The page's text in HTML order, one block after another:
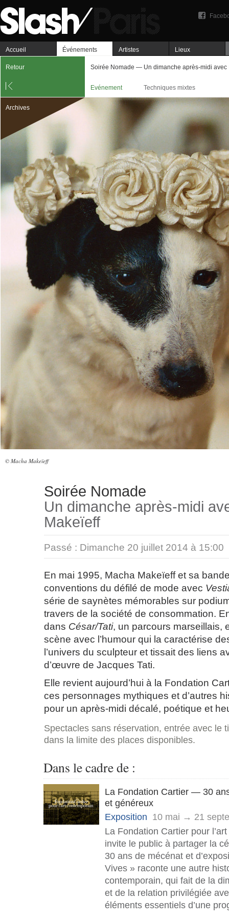
Accueil Événements Artistes Lieux
Retour Soirée Nomade — Un dimanche après-midi avec
Evénement Techniques mixtes
Archives
© Macha Makeïeff
Soirée Nomade
Un dimanche après-midi
Makeïeff
Passé : Dimanche 20 juillet 2014 à 15:00
En mai 1995, Macha Makeïeff et sa
conventions du défilé de mode avec
série de saynètes mémorables sur
travers de la société de consommation.
dans César/Tati, un parcours marseillais,
scène avec l’humour qui la caractérise
l’univers du sculpteur et tissait des liens
d’œuvre de Jacques Tati.
Elle revient aujourd’hui à la Fondation
ces personnages mythiques et d’autres
pour un après-midi décalé, poétique et
Spectacles sans réservation, entrée avec le
dans la limite des places disponibles.
Dans le cadre de :
La Fondation Cartier — 30
et généreux
Exposition 10 mai → 21
La Fondation Cartier pour
invite le public à partager la
30 ans de mécénat et
Vives » raconte une autre
contemporain, qui fait de la
et de la relation privilégiée
éléments essentiels d’une